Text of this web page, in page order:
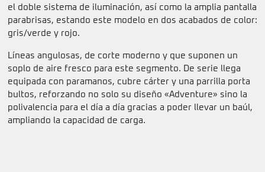
el doble sistema de iluminación, así como la amplia pantalla
parabrisas, estando este modelo en dos acabados de color:
gris/verde y rojo.
Líneas angulosas, de corte moderno y que suponen un
soplo de aire fresco para este segmento. De serie llega
equipada con paramanos, cubre cárter y una parrilla porta
bultos, reforzando no solo su diseño «Adventure» sino la
polivalencia para el día a día gracias a poder llevar un baúl,
ampliando la capacidad de carga.